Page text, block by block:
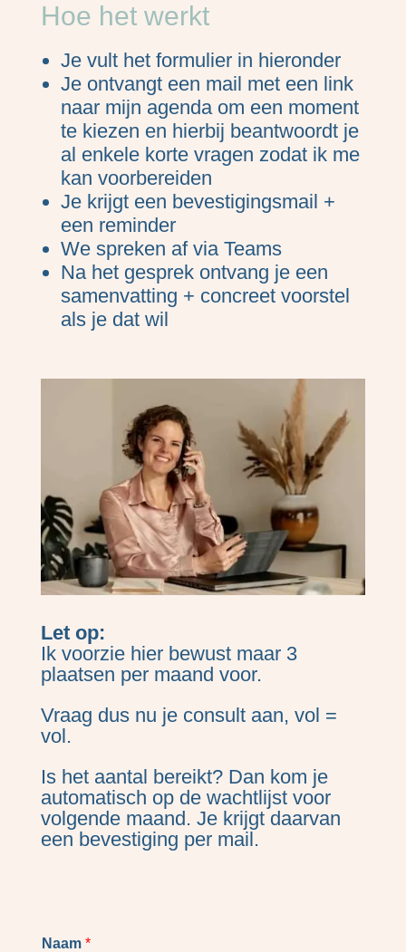
Hoe het werkt
Je vult het formulier in hieronder
Je ontvangt een mail met een link
naar mijn agenda om een moment
te kiezen en hierbij beantwoordt je
al enkele korte vragen zodat ik me
kan voorbereiden
Je krijgt een bevestigingsmail +
een reminder
We spreken af via Teams
Na het gesprek ontvang je een
samenvatting + concreet voorstel
als je dat wil
Let op:
Ik voorzie hier bewust maar 3
plaatsen per maand voor.
Vraag dus nu je consult aan, vol =
vol.
Is het aantal bereikt? Dan kom je
automatisch op de wachtlijst voor
volgende maand. Je krijgt daarvan
een bevestiging per mail.
Naam *